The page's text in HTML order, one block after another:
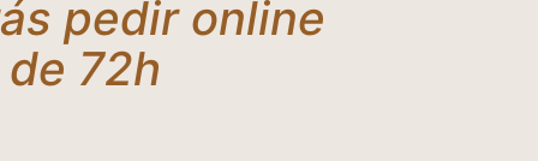
pedir online
72h